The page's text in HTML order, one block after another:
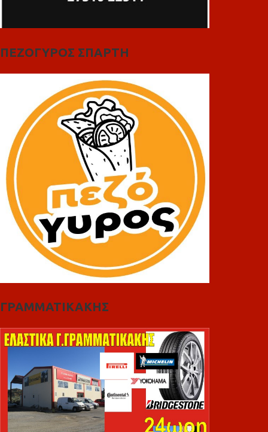
ΠΕΖΟΓΥΡΟΣ ΣΠΑΡΤΗ
ΓΡΑΜΜΑΤΙΚΑΚΗΣ